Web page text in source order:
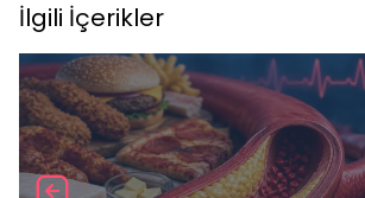
İlgili İçerikler